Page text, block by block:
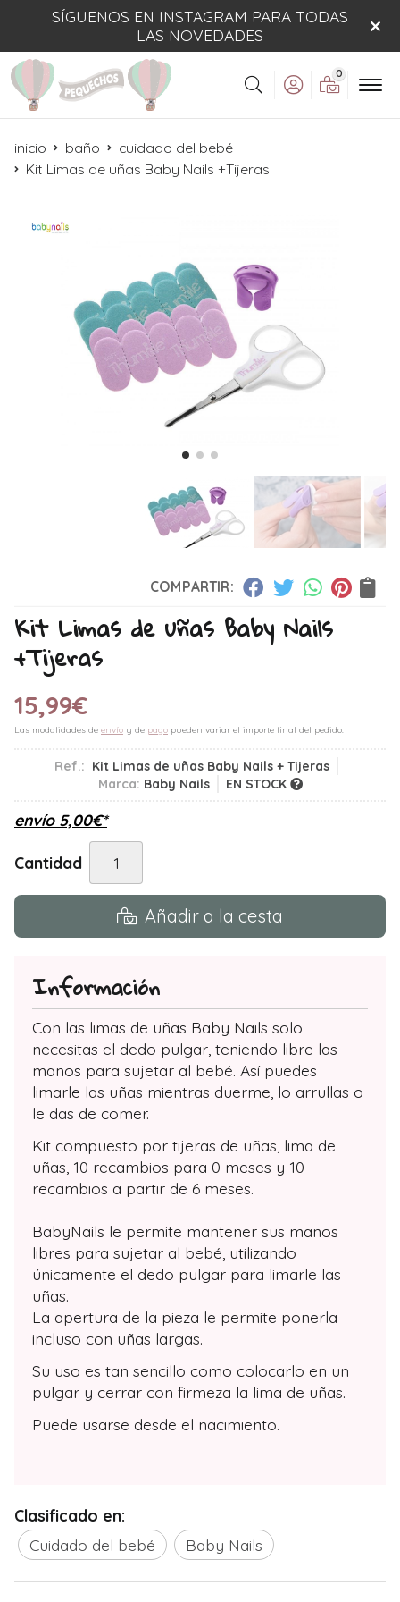
SÍGUENOS EN INSTAGRAM PARA TODAS
LAS NOVEDADES
Buscar
0
inicio baño
cuidado del bebé
Kit Limas de uñas Baby Nails +Tijeras
COMPARTIR:
Kit Limas de uñas Baby Nails
+Tijeras
15,99€
Las modalidades de envío y de pago pueden variar el importe final del pedido.
Ref.: Kit Limas de uñas Baby Nails + Tijeras
Marca: Baby Nails EN STOCK
envío 5,00€*
Cantidad
Añadir a la cesta
Información
Con las limas de uñas Baby Nails solo
necesitas el dedo pulgar, teniendo libre las
manos para sujetar al bebé. Así puedes
limarle las uñas mientras duerme, lo arrullas o
le das de comer.
Kit compuesto por tijeras de uñas, lima de
uñas, 10 recambios para 0 meses y 10
recambios a partir de 6 meses.
BabyNails le permite mantener sus manos
libres para sujetar al bebé, utilizando
únicamente el dedo pulgar para limarle las
uñas.
La apertura de la pieza le permite ponerla
incluso con uñas largas.
Su uso es tan sencillo como colocarlo en un
pulgar y cerrar con firmeza la lima de uñas.
Puede usarse desde el nacimiento.
Clasificado en:
Cuidado del bebé
Baby Nails